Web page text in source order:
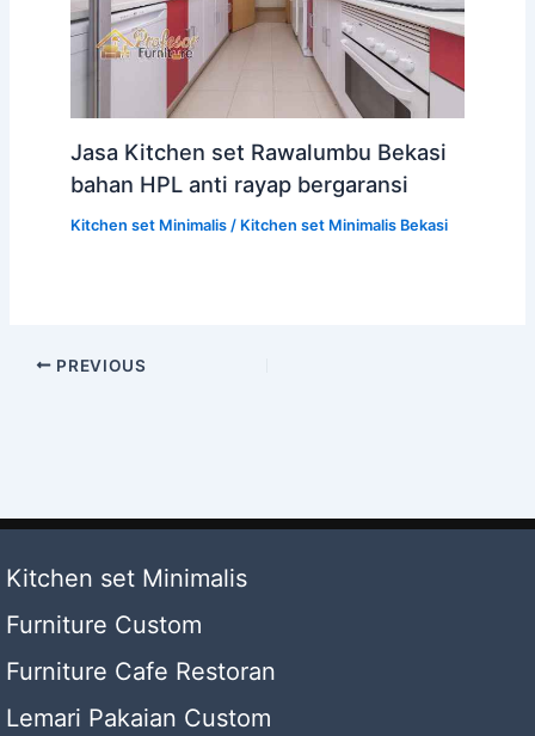
Jasa Kitchen set Rawalumbu Bekasi
bahan HPL anti rayap bergaransi
Kitchen set Minimalis/ Kitchen set Minimalis Bekasi
PREVIOUS
Kitchen set Minimalis
Furniture Custom
Furniture Cafe Restoran
Lemari Pakaian Custom